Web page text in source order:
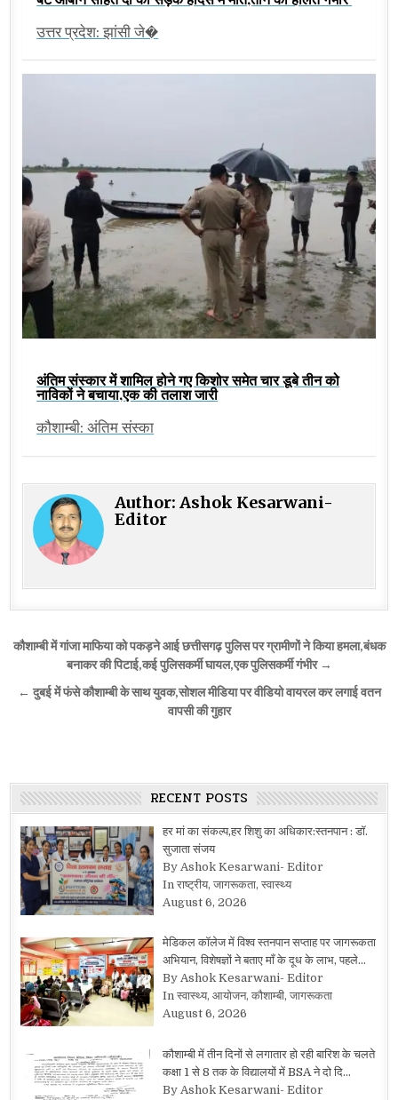
उत्तर प्रदेश: झांसी जे�
अंतिम संस्कार में शामिल होने गए किशोर समेत चार डूबे तीन को
नाविकों ने बचाया,एक की तलाश जारी
कौशाम्बी: अंतिम संस्का
Author:Ashok Kesarwani-
Editor
Post
navigation
कौशाम्बी में गांजा माफिया को पकड़ने आई छत्तीसगढ़ पुलिस पर ग्रामीणों ने किया हमला,बंधक
बनाकर की पिटाई,कई पुलिसकर्मी घायल,एक पुलिसकर्मी गंभीर →
← दुबई में फंसे कौशाम्बी के साथ युवक,सोशल मीडिया पर वीडियो वायरल कर लगाई वतन
वापसी की गुहार
RECENT POSTS
हर मां का संकल्प,हर शिशु का अधिकार:स्तनपान : डॉ.
सुजाता संजय
By Ashok Kesarwani- Editor
In राष्ट्रीय, जागरूकता, स्वास्थ्य
August 6, 2026
मेडिकल कॉलेज में विश्व स्तनपान सप्ताह पर जागरूकता
अभियान, विशेषज्ञों ने बताए माँ के दूध के लाभ, पहले…
By Ashok Kesarwani- Editor
In स्वास्थ्य, आयोजन, कौशाम्बी, जागरूकता
August 6, 2026
कौशाम्बी में तीन दिनों से लगातार हो रही बारिश के चलते
कक्षा 1 से 8 तक के विद्यालयों में BSA ने दो दि…
By Ashok Kesarwani- Editor